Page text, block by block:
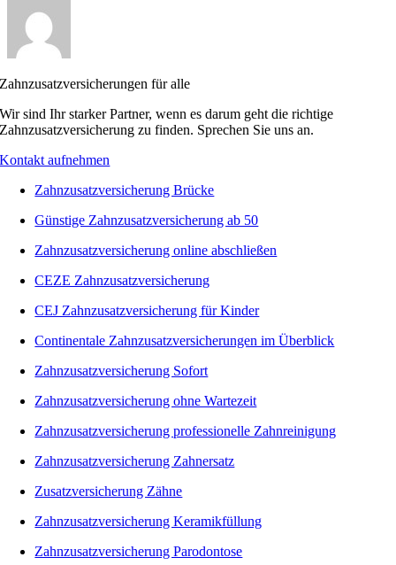
Zahnzusatzversicherungen für alle
Wir sind Ihr starker Partner, wenn es darum geht die richtige
Zahnzusatzversicherung zu finden. Sprechen Sie uns an.
Kontakt aufnehmen
Zahnzusatzversicherung Brücke
Günstige Zahnzusatzversicherung ab 50
Zahnzusatzversicherung online abschließen
CEZE Zahnzusatzversicherung
CEJ Zahnzusatzversicherung für Kinder
Continentale Zahnzusatzversicherungen im Überblick
Zahnzusatzversicherung Sofort
Zahnzusatzversicherung ohne Wartezeit
Zahnzusatzversicherung professionelle Zahnreinigung
Zahnzusatzversicherung Zahnersatz
Zusatzversicherung Zähne
Zahnzusatzversicherung Keramikfüllung
Zahnzusatzversicherung Parodontose